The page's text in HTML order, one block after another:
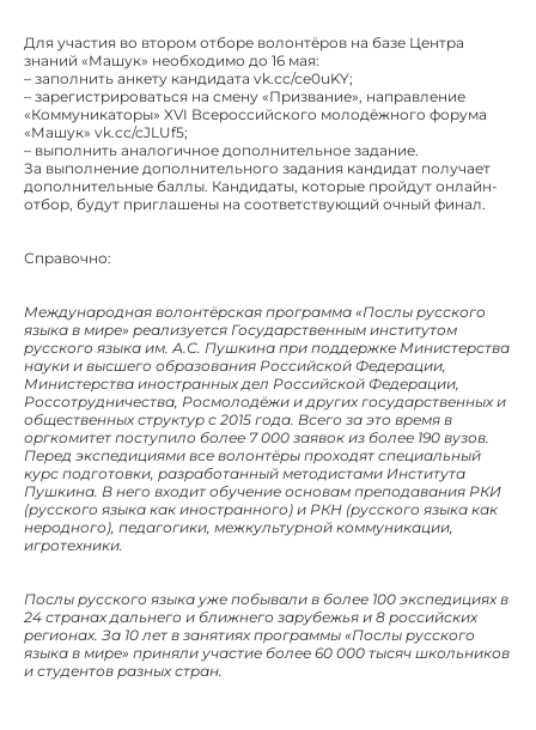
Для участия во втором отборе волонтёров на базе Центра
знаний «Машук» необходимо до 16 мая:
– заполнить анкету кандидата vk.cc/ce0uKY;
– зарегистрироваться на смену «Призвание», направление
«Коммуникаторы» XVI Всероссийского молодёжного форума
«Машук» vk.cc/cJLUf5;
– выполнить аналогичное дополнительное задание.
За выполнение дополнительного задания кандидат получает
дополнительные баллы. Кандидаты, которые пройдут онлайн-
отбор, будут приглашены на соответствующий очный финал.
Справочно:
Международная волонтёрская программа «Послы русского
языка в мире» реализуется Государственным институтом
русского языка им. А.С. Пушкина при поддержке Министерства
науки и высшего образования Российской Федерации,
Министерства иностранных дел Российской Федерации,
Россотрудничества, Росмолодёжи и других государственных и
общественных структур с 2015 года. Всего за это время в
оргкомитет поступило более 7 000 заявок из более 190 вузов.
Перед экспедициями все волонтёры проходят специальный
курс подготовки, разработанный методистами Института
Пушкина. В него входит обучение основам преподавания РКИ
(русского языка как иностранного) и РКН (русского языка как
неродного), педагогики, межкультурной коммуникации,
игротехники.
Послы русского языка уже побывали в более 100 экспедициях в
24 странах дальнего и ближнего зарубежья и 8 российских
регионах. За 10 лет в занятиях программы «Послы русского
языка в мире» приняли участие более 60 000 тысяч школьников
и студентов разных стран.